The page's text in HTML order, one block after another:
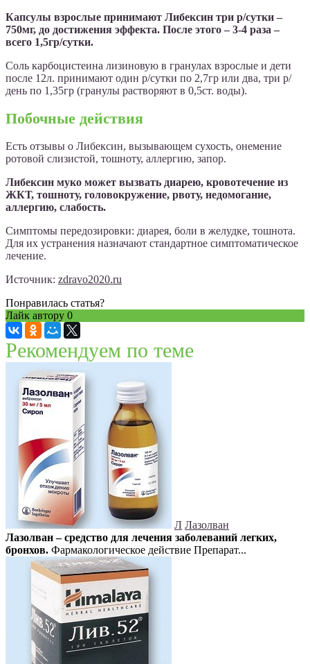
Капсулы взрослые принимают Либексин три р/сутки –
750мг, до достижения эффекта. После этого – 3-4 раза –
всего 1,5гр/сутки.
Соль карбоцистеина лизиновую в гранулах взрослые и дети
после 12л. принимают один р/сутки по 2,7гр или два, три р/
день по 1,35гр (гранулы растворяют в 0,5ст. воды).
Побочные действия
Есть отзывы о Либексин, вызывающем сухость, онемение
ротовой слизистой, тошноту, аллергию, запор.
Либексин муко может вызвать диарею, кровотечение из
ЖКТ, тошноту, головокружение, рвоту, недомогание,
аллергию, слабость.
Симптомы передозировки: диарея, боли в желудке, тошнота.
Для их устранения назначают стандартное симптоматическое
лечение.
Источник: zdravo2020.ru
Понравилась статья?
Лайк автору 0
Рекомендуем по теме
Л Лазолван
Лазолван – средство для лечения заболеваний легких,
бронхов. Фармакологическое действие Препарат...